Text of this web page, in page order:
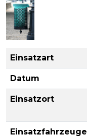
Einsatzart
Datum
Einsatzort
Einsatzfahrzeuge